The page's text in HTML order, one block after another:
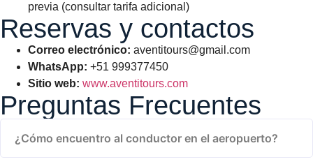
previa (consultar tarifa adicional)
Reservas y contactos
Correo electrónico: aventitours@gmail.com
WhatsApp: +51 999377450
Sitio web: www.aventitours.com
Preguntas Frecuentes
¿Cómo encuentro al conductor en el aeropuerto?